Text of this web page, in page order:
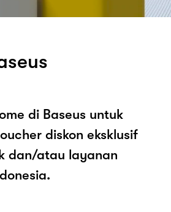
di Baseus untuk
diskon eksklusif
dan/atau layanan